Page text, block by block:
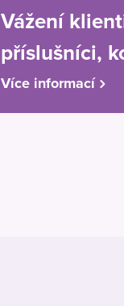
Vážení
příslušníci,
Více informací